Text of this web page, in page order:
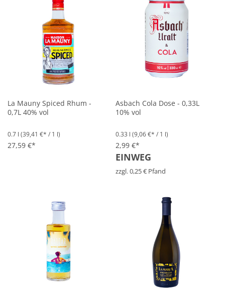
La Mauny Spiced Rhum -
0,7L 40% vol
0.7 l (39,41 €* / 1 l)
27,59 €*
Asbach Cola Dose - 0,33L
10% vol
0.33 l (9,06 €* / 1 l)
2,99 €*
EINWEG
zzgl. 0,25 € Pfand